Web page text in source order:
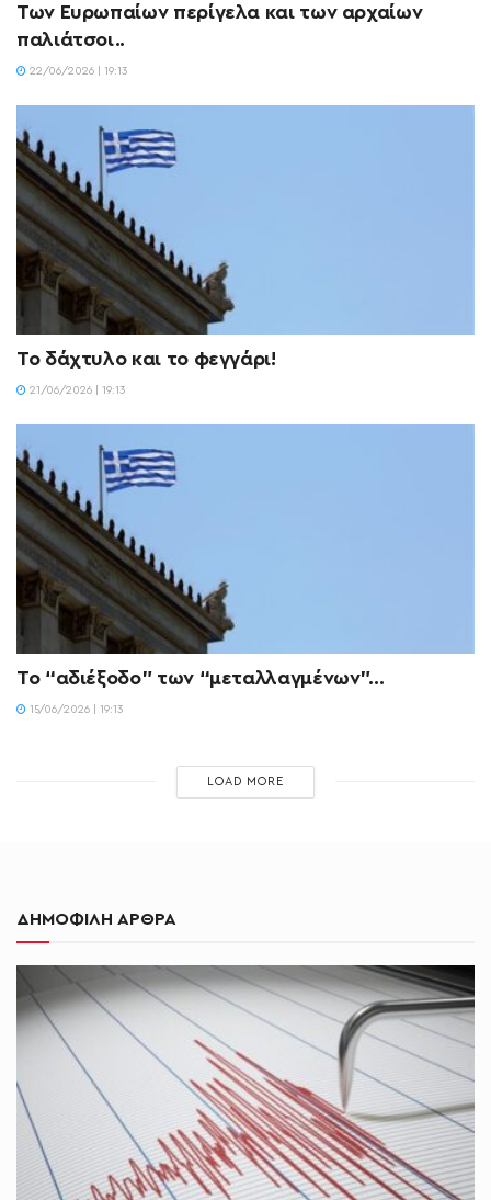
Των Ευρωπαίων περίγελα και των αρχαίων
παλιάτσοι..
22/06/2026 | 19:13
Το δάχτυλο και το φεγγάρι!
21/06/2026 | 19:13
Το “αδιέξοδο” των “μεταλλαγμένων”…
15/06/2026 | 19:13
LOAD MORE
ΔΗΜΟΦΙΛΗ ΑΡΘΡΑ